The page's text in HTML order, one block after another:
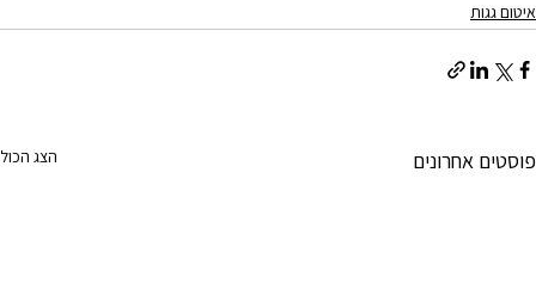
איטום גגות
פוסטים אחרונים הצג הכול